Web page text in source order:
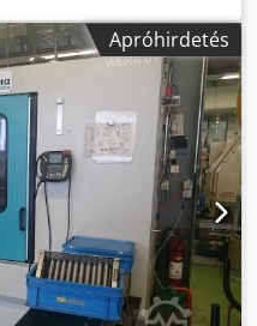
lökete : 5 [mm]
Apróhirdetés